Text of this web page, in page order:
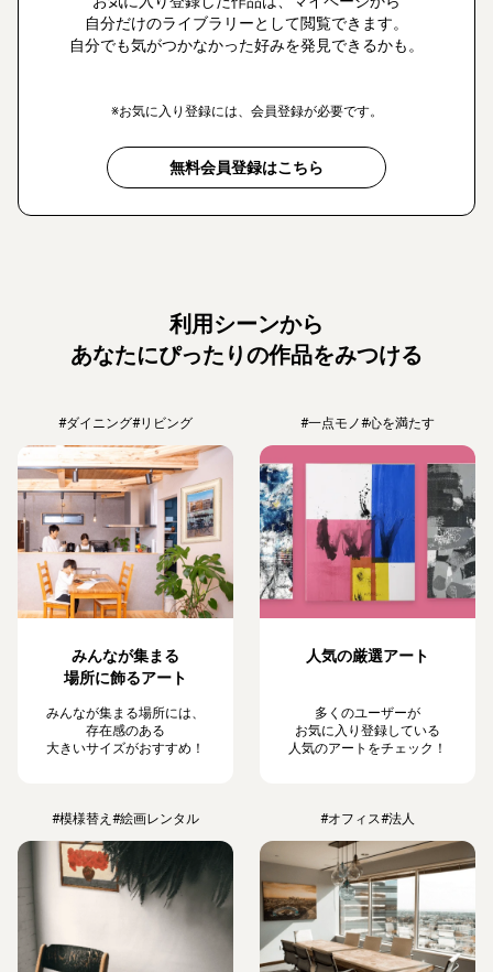
自分だけのライブラリーとして閲覧できます。
自分でも気がつかなかった好みを発見できるかも。
※お気に入り登録には、会員登録が必要です。
無料会員登録はこちら
利用シーンから
あなたにぴったりの作品をみつける
#ダイニング#リビング
みんなが集まる
場所に飾るアート
みんなが集まる場所には、
存在感のある
大きいサイズがおすすめ！
#一点モノ#心を満たす
人気の厳選アート
多くのユーザーが
お気に入り登録している
人気のアートをチェック！
#模様替え #絵画レンタル #オフィス#法人